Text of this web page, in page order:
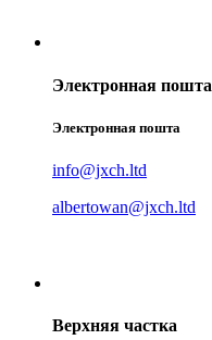
Электронная пошта
Электронная пошта
info@jxch.ltd
albertowan@jxch.ltd
Верхняя частка